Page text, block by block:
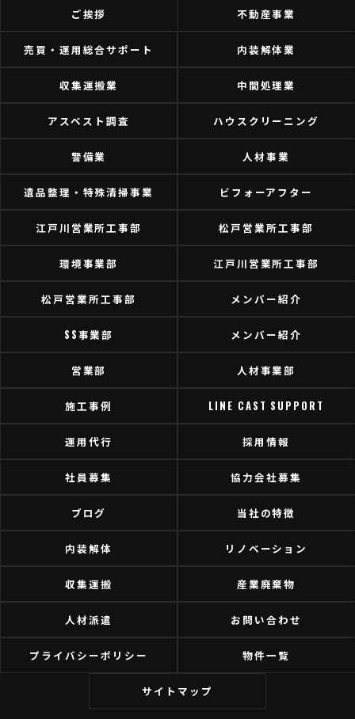
ご挨拶 不動産事業
売買・運用総合サポート 内装解体業
収集運搬業 中間処理業
アスベスト調査 ハウスクリーニング
警備業 人材事業
遺品整理・特殊清掃事業 ビフォーアフター
江戸川営業所工事部 松戸営業所工事部
環境事業部 江戸川営業所工事部
松戸営業所工事部 メンバー紹介
SS事業部 メンバー紹介
営業部 人材事業部
施工事例 LINE CAST SUPPORT
運用代行 採用情報
社員募集 協力会社募集
ブログ 当社の特徴
内装解体 リノベーション
収集運搬 産業廃棄物
人材派遣 お問い合わせ
プライバシーポリシー 物件一覧
サイトマップ